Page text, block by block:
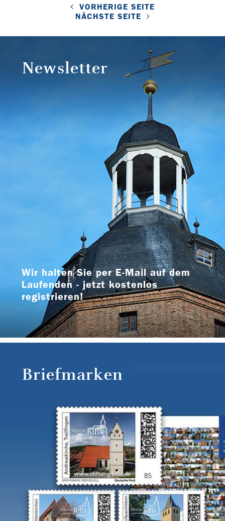
VORHERIGE SEITE
NÄCHSTE SEITE
Newsletter
Wir halten Sie per E-Mail auf dem
Laufenden - jetzt kostenlos
registrieren!
Briefmarken